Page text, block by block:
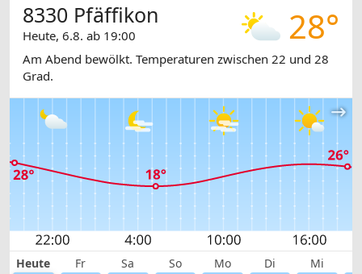
28°
8330 Pfäffikon
Heute, 6.8. ab 19:00
Am Abend bewölkt. Temperaturen zwischen 22 und 28
Grad.
Heute Fr Sa So Mo Di Mi